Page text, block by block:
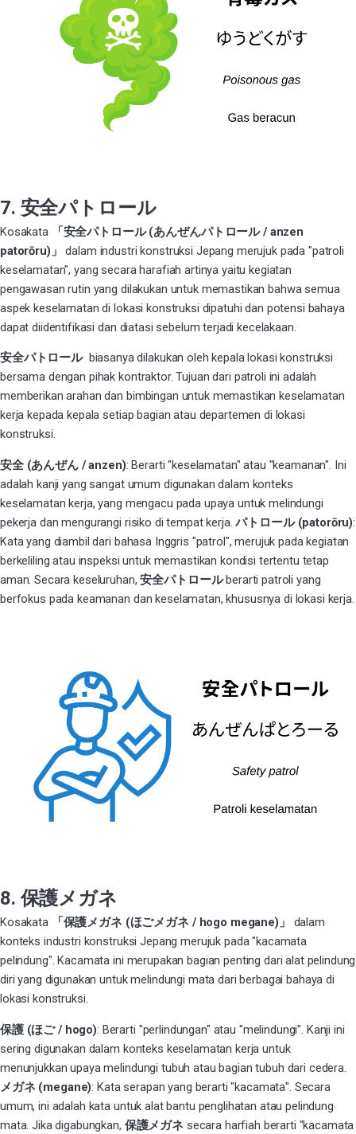
7. 安全パトロール
Kosakata
「安全パトロール (あんぜんパトロール / anzen
patorōru)」
dalam industri konstruksi Jepang merujuk pada "patroli
keselamatan", yang secara harafiah artinya yaitu kegiatan
pengawasan rutin yang dilakukan untuk memastikan bahwa semua
aspek keselamatan di lokasi konstruksi dipatuhi dan potensi bahaya
dapat diidentifikasi dan diatasi sebelum terjadi kecelakaan.
安全パトロール biasanya dilakukan oleh kepala lokasi konstruksi
bersama dengan pihak kontraktor. Tujuan dari patroli ini adalah
memberikan arahan dan bimbingan untuk memastikan keselamatan
kerja kepada kepala setiap bagian atau departemen di lokasi
konstruksi.
安全 (あんぜん / anzen): Berarti "keselamatan" atau "keamanan". Ini
adalah kanji yang sangat umum digunakan dalam konteks
keselamatan kerja, yang mengacu pada upaya untuk melindungi
pekerja dan mengurangi risiko di tempat kerja.パトロール (patorōru):
Kata yang diambil dari bahasa Inggris "patrol", merujuk pada kegiatan
berkeliling atau inspeksi untuk memastikan kondisi tertentu tetap
aman. Secara keseluruhan,安全パトロールberarti patroli yang
berfokus pada keamanan dan keselamatan, khususnya di lokasi kerja.
8. 保護メガネ
Kosakata 「保護メガネ (ほごメガネ / hogo megane)」
dalam
konteks industri konstruksi Jepang merujuk pada "kacamata
pelindung". Kacamata ini merupakan bagian penting dari alat pelindung
diri yang digunakan untuk melindungi mata dari berbagai bahaya di
lokasi konstruksi.
保護 (ほご / hogo): Berarti "perlindungan" atau "melindungi". Kanji ini
sering digunakan dalam konteks keselamatan kerja untuk
menunjukkan upaya melindungi tubuh atau bagian tubuh dari cedera.
メガネ (megane): Kata serapan yang berarti "kacamata". Secara
umum, ini adalah kata untuk alat bantu penglihatan atau pelindung
mata. Jika digabungkan, 保護メガネ secara harfiah berarti "kacamata